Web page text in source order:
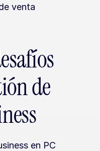
venta
de
en PC